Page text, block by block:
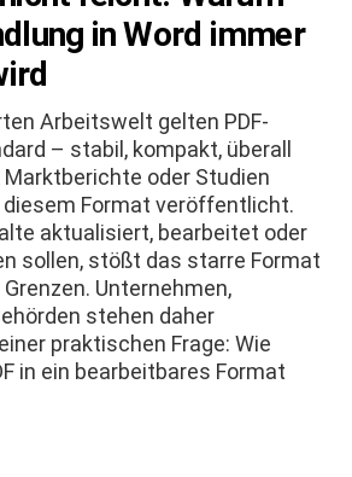
in Word immer
Arbeitswelt gelten PDF-
– stabil, kompakt, überall
Marktberichte oder Studien
Format veröffentlicht.
aktualisiert, bearbeitet oder
sollen, stößt das starre Format
Unternehmen,
stehen daher
praktischen Frage: Wie
in ein bearbeitbares Format